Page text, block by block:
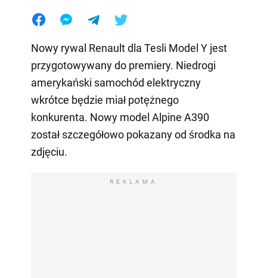
Nowy rywal Renault dla Tesli Model Y jest
przygotowywany do premiery. Niedrogi
amerykański samochód elektryczny
wkrótce będzie miał potężnego
konkurenta. Nowy model Alpine A390
został szczegółowo pokazany od środka na
zdjęciu.
REKLAMA